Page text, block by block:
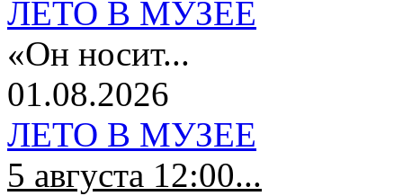
ЛЕТО В МУЗЕЕ
«Он носит...
01.08.2026
ЛЕТО В МУЗЕЕ
5 августа 12:00...